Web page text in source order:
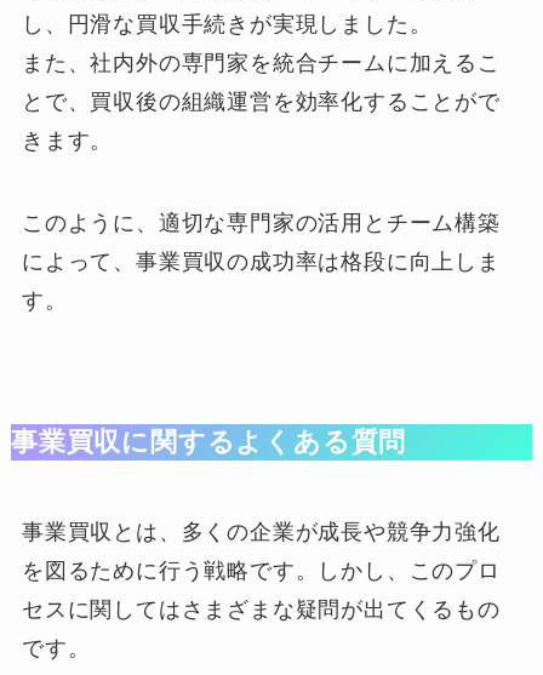
し、円滑な買収手続きが実現しました。
また、社内外の専門家を統合チームに加えるこ
とで、買収後の組織運営を効率化することがで
きます。
このように、適切な専門家の活用とチーム構築
によって、事業買収の成功率は格段に向上しま
す。
事業買収に関するよくある質問
事業買収とは、多くの企業が成長や競争力強化
を図るために行う戦略です。しかし、このプロ
セスに関してはさまざまな疑問が出てくるもの
です。